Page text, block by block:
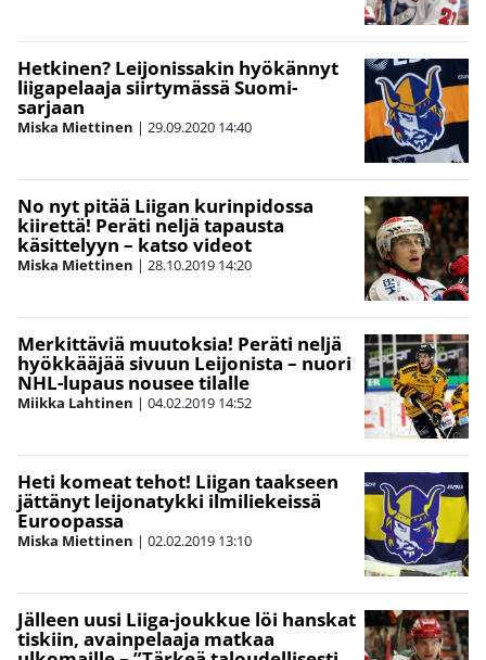
Hetkinen? Leijonissakin hyökännyt
liigapelaaja siirtymässä Suomi-
sarjaan
Miska Miettinen | 29.09.2020 14:40
No nyt pitää Liigan kurinpidossa
kiirettä! Peräti neljä tapausta
käsittelyyn – katso videot
Miska Miettinen | 28.10.2019 14:20
Merkittäviä muutoksia! Peräti neljä
hyökkääjää sivuun Leijonista – nuori
NHL-lupaus nousee tilalle
Miikka Lahtinen | 04.02.2019 14:52
Heti komeat tehot! Liigan taakseen
jättänyt leijonatykki ilmiliekeissä
Euroopassa
Miska Miettinen | 02.02.2019 13:10
Jälleen uusi Liiga-joukkue löi hanskat
tiskiin, avainpelaaja matkaa